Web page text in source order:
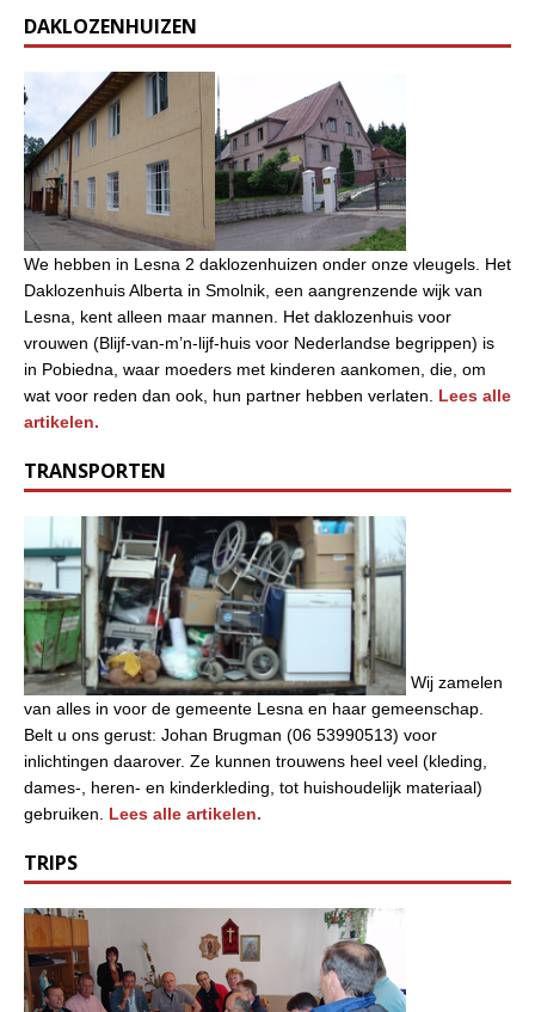
DAKLOZENHUIZEN
We hebben in Lesna 2 daklozenhuizen onder onze vleugels. Het
Daklozenhuis Alberta in Smolnik, een aangrenzende wijk van
Lesna, kent alleen maar mannen. Het daklozenhuis voor
vrouwen (Blijf-van-m’n-lijf-huis voor Nederlandse begrippen) is
in Pobiedna, waar moeders met kinderen aankomen, die, om
wat voor reden dan ook, hun partner hebben verlaten. Lees alle
artikelen.
TRANSPORTEN
Wij zamelen
van alles in voor de gemeente Lesna en haar gemeenschap.
Belt u ons gerust: Johan Brugman (06 53990513) voor
inlichtingen daarover. Ze kunnen trouwens heel veel (kleding,
dames-, heren- en kinderkleding, tot huishoudelijk materiaal)
gebruiken. Lees alle artikelen.
TRIPS